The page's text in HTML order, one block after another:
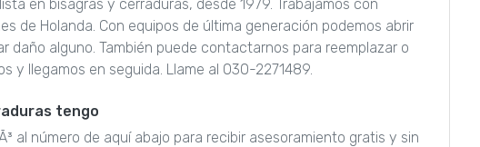
en bisagras y cerraduras, desde 1979. Trabajamos con
de Holanda. Con equipos de última generación podemos abrir
daño alguno. También puede contactarnos para reemplazar o
y llegamos en seguida. Llame al 030-2271489.
tengo
al número de aquí abajo para recibir asesoramiento gratis y sin